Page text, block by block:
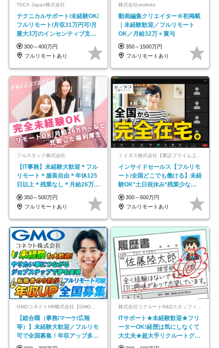
TDCX Japan株式会社
テクニカルサポート/未経験OK/
フルリモート/月収31万円可/月
最大3万のインセンティブ支給/
平均年齢33歳
300～400万円
フルリモートあり
株式会社viralinks
動画編集クリエイター※初掲載
｜未経験歓迎／フルリモート
OK／月給32万＋賞与
350～1500万円
フルリモートあり
フルスタック株式会社
【IT事務】未経験大歓迎＊フル
リモート＊服装自由＊年休125
日以上＊残業なし＊月給26万円
以上
350～500万円
フルリモートあり
ミイダス株式会社【東証プライム上場パーソルグループ】
インサイドセールス【フルリモ
ート/全国どこでも働ける】未経
験OK*土日祝休み*残業少なめ*
在宅勤務手当あり
300～600万円
フルリモートあり
GMOコネクトHR株式会社【GMOインターネットグループ】
【総合職（事務/マーケ/広報
等）】未経験大歓迎／フルリモ
可で全国募集！年収アップ多数
★年休最大130日★
ITサポート★未経験歓迎★フリ
ーターOK!経歴は気にしなくて
大丈夫★超大手リクルートグル
ープの正社員/sg